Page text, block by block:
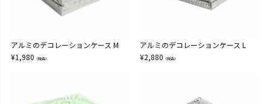
アルミのデコレーションケース M
¥1,980 （税込）
アルミのデコレーションケース L
¥2,880 （税込）